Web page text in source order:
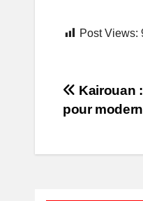
Post Views:
Post
Kairouan
pour